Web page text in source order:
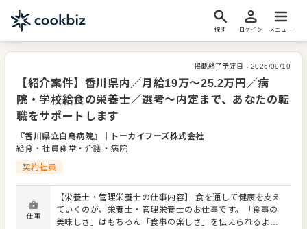
探す ログイン メニュー
掲載終了予定日： 2026/09/10
【紹介案件】香川県内／月給19万～25.2万円／病
院・学校給食の栄養士／選考～内定まで、あなたの転
職をサポートします
『香川県立白鳥病院』
トーカイフーズ株式会社
給食・社員食堂・介護・病院
契約社員
仕事
【栄養士・管理栄養士の仕事内容】 食を通して健康を支え
ていくのが、栄養士・管理栄養士のお仕事です。「食事の
美味しさ」はもちろん「食事の楽しさ」を伝えられるよう